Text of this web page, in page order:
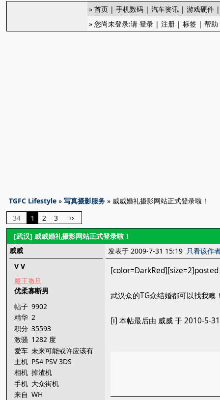
»首页 |手机数码 |汽车资讯 |游戏硬件
» 您尚未登录:请登录 |注册 |标签 |帮助
TGFC Lifestyle »写真摄影服务 » 威威婚礼摄影网站正式登录啦！
34
1 2 3 ››
[武汉] 威威婚礼摄影网站正式登录啦！
威威
V V
魔王撒旦
优柔寡断男
帖子 9902
精华 2
积分 35593
激骚 1282 度
爱车 未来可能或许应该有
辆
主机 PS4 PSV 3DS
相机 掉渣机
手机 大众街机
来自 WH
发表于 2009-7-31 15:19 只看该作
武汉众的TG众结婚都可以找我
[i] 本帖最后由 威威 于 2010-5-